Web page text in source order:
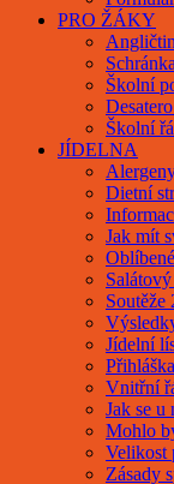
PRO ŽÁKY
Školní
Školní
JÍDELNA
Dietní
Jak mít
Soutěže
Jídelní
Vnitřní
Jak se
Mohlo
Velikost
Zásady